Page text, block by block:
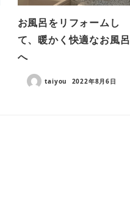
お風呂をリフォームし
て、暖かく快適なお風呂
へ
taiyou 2022年8月6日